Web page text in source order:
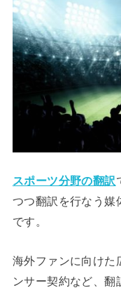
スポーツ分野の翻訳
つつ翻訳を行なう媒
です。
海外ファンに向けた
ンサー契約など、翻